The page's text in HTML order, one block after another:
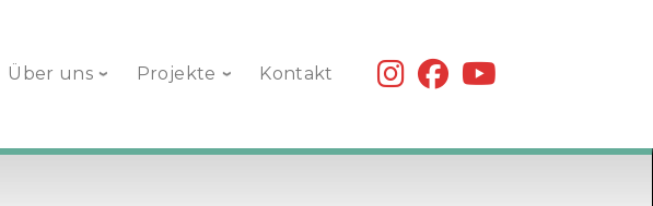
Über uns Projekte Kontakt
fab
fa-
fab
fa-